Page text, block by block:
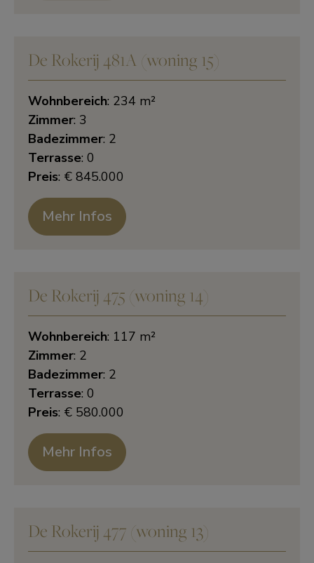
De Rokerij 481A (woning 15)
Wohnbereich: 234 m²
Zimmer: 3
Badezimmer: 2
Terrasse: 0
Preis: € 845.000
Mehr Infos
De Rokerij 475 (woning 14)
Wohnbereich: 117 m²
Zimmer: 2
Badezimmer: 2
Terrasse: 0
Preis: € 580.000
Mehr Infos
De Rokerij 477 (woning 13)